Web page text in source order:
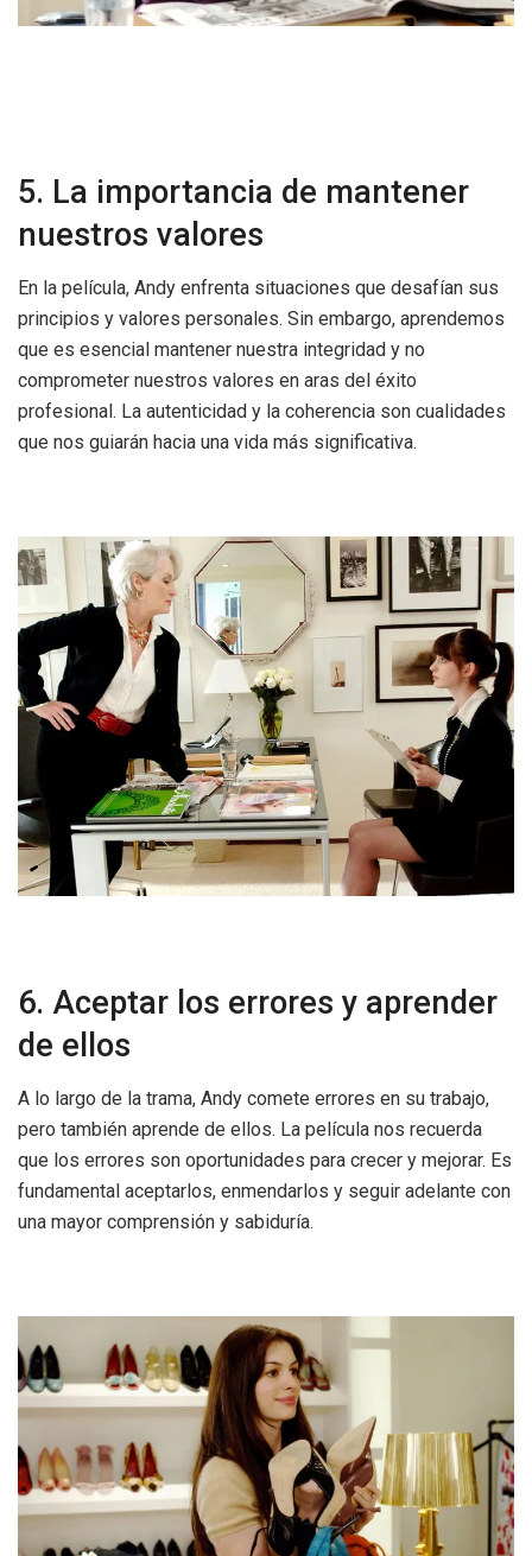
5. La importancia de mantener
nuestros valores
En la película, Andy enfrenta situaciones que desafían sus
principios y valores personales. Sin embargo, aprendemos
que es esencial mantener nuestra integridad y no
comprometer nuestros valores en aras del éxito
profesional. La autenticidad y la coherencia son cualidades
que nos guiarán hacia una vida más significativa.
6. Aceptar los errores y aprender
de ellos
A lo largo de la trama, Andy comete errores en su trabajo,
pero también aprende de ellos. La película nos recuerda
que los errores son oportunidades para crecer y mejorar. Es
fundamental aceptarlos, enmendarlos y seguir adelante con
una mayor comprensión y sabiduría.